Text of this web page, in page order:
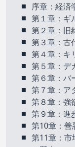
序章：経
第１章：ギ
第２章：旧
第３章：古
第４章：キ
第５章：デ
第６章：バ
第７章：ア
第８章：強
第９章：進
第10章：善
第11章：市